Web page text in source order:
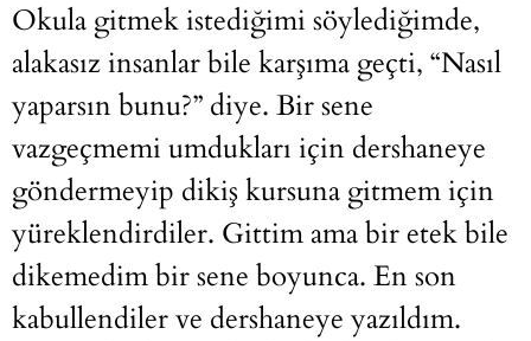
Okula gitmek istediğimi söylediğimde,
alakasız insanlar bile karşıma geçti, “Nasıl
yaparsın bunu?” diye. Bir sene
vazgeçmemi umdukları için dershaneye
göndermeyip dikiş kursuna gitmem için
yüreklendirdiler. Gittim ama bir etek bile
dikemedim bir sene boyunca. En son
kabullendiler ve dershaneye yazıldım.